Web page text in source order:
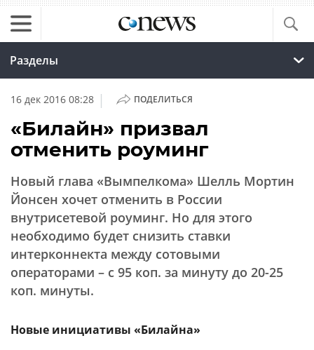
Разделы
16 дек 2016 08:28 | ПОДЕЛИТЬСЯ
«Билайн» призвал
отменить роуминг
Новый глава «Вымпелкома» Шелль Мортин
Йонсен хочет отменить в России
внутрисетевой роуминг. Но для этого
необходимо будет снизить ставки
интерконнекта между сотовыми
операторами – с 95 коп. за минуту до 20-25
коп. минуты.
Новые инициативы «Билайна»